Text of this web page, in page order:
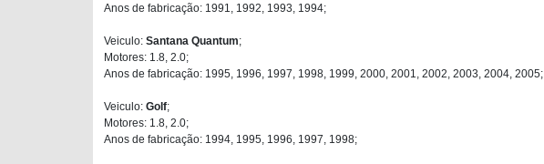
Anos de fabricação: 1991, 1992, 1993, 1994;
Veiculo: Santana Quantum;
Motores: 1.8, 2.0;
Anos de fabricação: 1995, 1996, 1997, 1998, 1999, 2000, 2001, 2002, 2003, 2004, 2005;
Veiculo: Golf;
Motores: 1.8, 2.0;
Anos de fabricação: 1994, 1995, 1996, 1997, 1998;